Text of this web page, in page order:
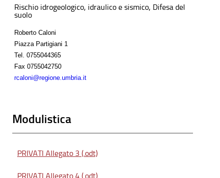
Rischio idrogeologico, idraulico e sismico, Difesa del
suolo
Roberto Caloni
Piazza Partigiani 1
Tel.
0755044365
Fax 0755042750
rcaloni@regione.umbria.it
Modulistica
PRIVATI Allegato 3 (.odt)
PRIVATI Allegato 4 (.odt)